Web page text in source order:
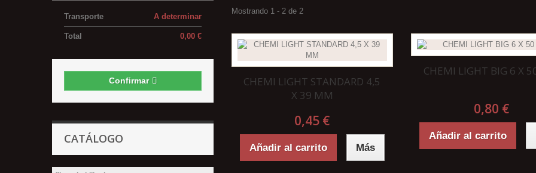
A determinar
Transporte
0,00 €
Total
Confirmar
CATÁLOGO
Mostrando 1 - 2 de 2
CHEMI LIGHT STANDARD 4,5
X 39 MM
0,45 €
Añadir al carrito Más
CHEMI LIGHT BIG 6 X
0,80 €
Añadir al carrito